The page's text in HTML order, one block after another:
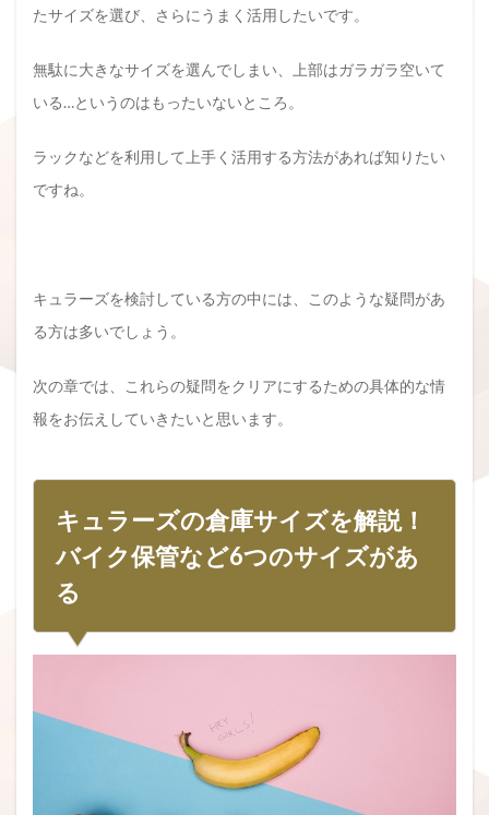
たサイズを選び、さらにうまく活用したいです。
無駄に大きなサイズを選んでしまい、上部はガラガラ空いて
いる…というのはもったいないところ。
ラックなどを利用して上手く活用する方法があれば知りたい
ですね。
キュラーズを検討している方の中には、このような疑問があ
る方は多いでしょう。
次の章では、これらの疑問をクリアにするための具体的な情
報をお伝えしていきたいと思います。
キュラーズの倉庫サイズを解説！
バイク保管など6つのサイズがあ
る